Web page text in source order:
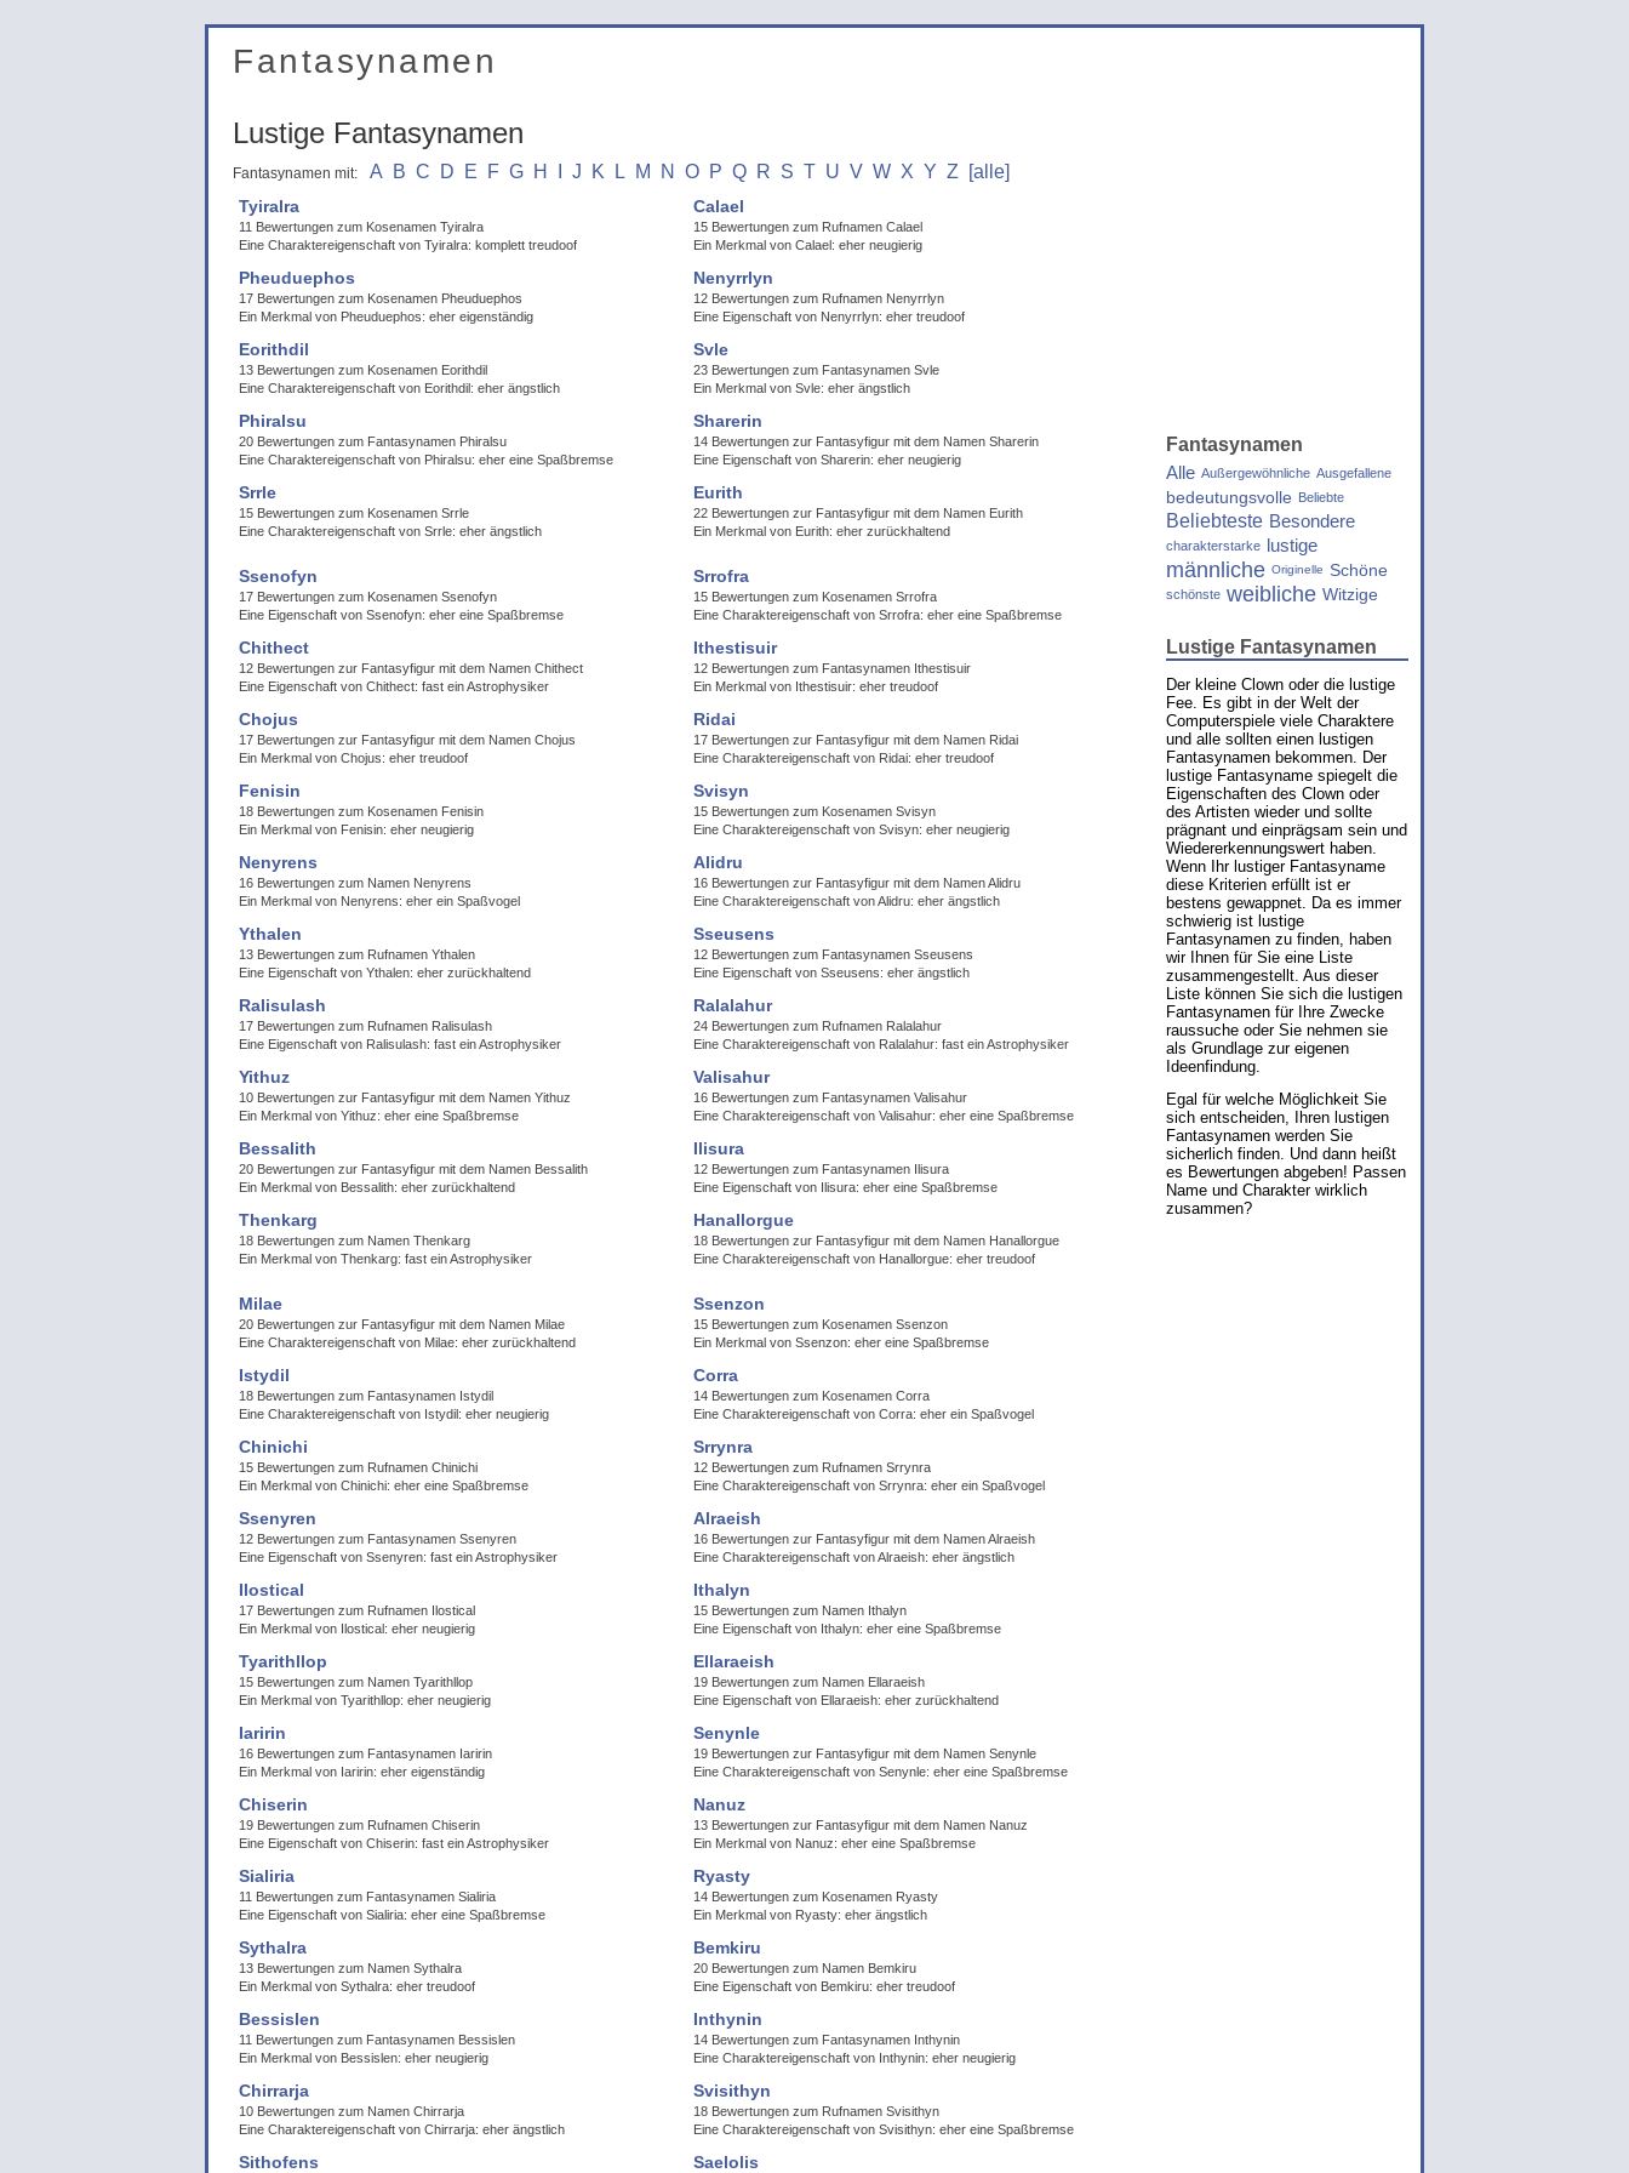
Fantasynamen
Lustige Fantasynamen
Fantasynamen mit: A B C D E F G H J K L M N O P Q R S T U V W X Y Z [alle]
Tyiralra
11 Bewertungen zum Kosenamen Tyiralra
Eine Charaktereigenschaft von Tyiralra: komplett treudoof
Calael
15 Bewertungen zum Rufnamen Calael
Ein Merkmal von Calael: eher neugierig
Pheuduephos
17 Bewertungen zum Kosenamen Pheuduephos
Ein Merkmal von Pheuduephos: eher eigenständig
Nenyrrlyn
12 Bewertungen zum Rufnamen Nenyrrlyn
Eine Eigenschaft von Nenyrrlyn: eher treudoof
Eorithdil
13 Bewertungen zum Kosenamen Eorithdil
Eine Charaktereigenschaft von Eorithdil: eher ängstlich
Svle
23 Bewertungen zum Fantasynamen Svle
Ein Merkmal von Svle: eher ängstlich
Phiralsu
20 Bewertungen zum Fantasynamen Phiralsu
Eine Charaktereigenschaft von Phiralsu: eher eine Spaßbremse
Sharerin
14 Bewertungen zur Fantasyfigur mit dem Namen Sharerin
Eine Eigenschaft von Sharerin: eher neugierig
Srrle
15 Bewertungen zum Kosenamen Srrle
Eine Charaktereigenschaft von Srrle: eher ängstlich
Eurith
22 Bewertungen zur Fantasyfigur mit dem Namen Eurith
Ein Merkmal von Eurith: eher zurückhaltend
Ssenofyn
17 Bewertungen zum Kosenamen Ssenofyn
Eine Eigenschaft von Ssenofyn: eher eine Spaßbremse
Srrofra
15 Bewertungen zum Kosenamen Srrofra
Eine Charaktereigenschaft von Srrofra: eher eine Spaßbremse
Chithect
12 Bewertungen zur Fantasyfigur mit dem Namen Chithect
Eine Eigenschaft von Chithect: fast ein Astrophysiker
Ithestisuir
12 Bewertungen zum Fantasynamen Ithestisuir
Ein Merkmal von Ithestisuir: eher treudoof
Chojus
17 Bewertungen zur Fantasyfigur mit dem Namen Chojus
Ein Merkmal von Chojus: eher treudoof
Ridai
17 Bewertungen zur Fantasyfigur mit dem Namen Ridai
Eine Charaktereigenschaft von Ridai: eher treudoof
Fenisin
18 Bewertungen zum Kosenamen Fenisin
Ein Merkmal von Fenisin: eher neugierig
Svisyn
15 Bewertungen zum Kosenamen Svisyn
Eine Charaktereigenschaft von Svisyn: eher neugierig
Nenyrens
16 Bewertungen zum Namen Nenyrens
Ein Merkmal von Nenyrens: eher ein Spaßvogel
Alidru
16 Bewertungen zur Fantasyfigur mit dem Namen Alidru
Eine Charaktereigenschaft von Alidru: eher ängstlich
Ythalen
13 Bewertungen zum Rufnamen Ythalen
Eine Eigenschaft von Ythalen: eher zurückhaltend
Sseusens
12 Bewertungen zum Fantasynamen Sseusens
Eine Eigenschaft von Sseusens: eher ängstlich
Ralisulash
17 Bewertungen zum Rufnamen Ralisulash
Eine Eigenschaft von Ralisulash: fast ein Astrophysiker
Ralalahur
24 Bewertungen zum Rufnamen Ralalahur
Eine Charaktereigenschaft von Ralalahur: fast ein Astrophysiker
Yithuz
10 Bewertungen zur Fantasyfigur mit dem Namen Yithuz
Ein Merkmal von Yithuz: eher eine Spaßbremse
Valisahur
16 Bewertungen zum Fantasynamen Valisahur
Eine Charaktereigenschaft von Valisahur: eher eine Spaßbremse
Bessalith
20 Bewertungen zur Fantasyfigur mit dem Namen Bessalith
Ein Merkmal von Bessalith: eher zurückhaltend
Ilisura
12 Bewertungen zum Fantasynamen Ilisura
Eine Eigenschaft von Ilisura: eher eine Spaßbremse
Thenkarg
18 Bewertungen zum Namen Thenkarg
Ein Merkmal von Thenkarg: fast ein Astrophysiker
Hanallorgue
18 Bewertungen zur Fantasyfigur mit dem Namen Hanallorgue
Eine Charaktereigenschaft von Hanallorgue: eher treudoof
Milae
20 Bewertungen zur Fantasyfigur mit dem Namen Milae
Eine Charaktereigenschaft von Milae: eher zurückhaltend
Ssenzon
15 Bewertungen zum Kosenamen Ssenzon
Ein Merkmal von Ssenzon: eher eine Spaßbremse
Istydil
18 Bewertungen zum Fantasynamen Istydil
Eine Charaktereigenschaft von Istydil: eher neugierig
Corra
14 Bewertungen zum Kosenamen Corra
Eine Charaktereigenschaft von Corra: eher ein Spaßvogel
Chinichi
15 Bewertungen zum Rufnamen Chinichi
Ein Merkmal von Chinichi: eher eine Spaßbremse
Srrynra
12 Bewertungen zum Rufnamen Srrynra
Eine Charaktereigenschaft von Srrynra: eher ein Spaßvogel
Ssenyren
12 Bewertungen zum Fantasynamen Ssenyren
Eine Eigenschaft von Ssenyren: fast ein Astrophysiker
Alraeish
16 Bewertungen zur Fantasyfigur mit dem Namen Alraeish
Eine Charaktereigenschaft von Alraeish: eher ängstlich
Ilostical
17 Bewertungen zum Rufnamen Ilostical
Ein Merkmal von Ilostical: eher neugierig
Ithalyn
15 Bewertungen zum Namen Ithalyn
Eine Eigenschaft von Ithalyn: eher eine Spaßbremse
Tyarithllop
15 Bewertungen zum Namen Tyarithllop
Ein Merkmal von Tyarithllop: eher neugierig
Ellaraeish
19 Bewertungen zum Namen Ellaraeish
Eine Eigenschaft von Ellaraeish: eher zurückhaltend
Iaririn
16 Bewertungen zum Fantasynamen Iaririn
Ein Merkmal von Iaririn: eher eigenständig
Senynle
19 Bewertungen zur Fantasyfigur mit dem Namen Senynle
Eine Charaktereigenschaft von Senynle: eher eine Spaßbremse
Chiserin
19 Bewertungen zum Rufnamen Chiserin
Eine Eigenschaft von Chiserin: fast ein Astrophysiker
Nanuz
13 Bewertungen zur Fantasyfigur mit dem Namen Nanuz
Ein Merkmal von Nanuz: eher eine Spaßbremse
Sialiria
11 Bewertungen zum Fantasynamen Sialiria
Eine Eigenschaft von Sialiria: eher eine Spaßbremse
Ryasty
14 Bewertungen zum Kosenamen Ryasty
Ein Merkmal von Ryasty: eher ängstlich
Sythalra
13 Bewertungen zum Namen Sythalra
Ein Merkmal von Sythalra: eher treudoof
Bemkiru
20 Bewertungen zum Namen Bemkiru
Eine Eigenschaft von Bemkiru: eher treudoof
Bessislen
11 Bewertungen zum Fantasynamen Bessislen
Ein Merkmal von Bessislen: eher neugierig
Inthynin
14 Bewertungen zum Fantasynamen Inthynin
Eine Charaktereigenschaft von Inthynin: eher neugierig
Chirrarja
10 Bewertungen zum Namen Chirrarja
Eine Charaktereigenschaft von Chirrarja: eher ängstlich
Svisithyn
18 Bewertungen zum Rufnamen Svisithyn
Eine Charaktereigenschaft von Svisithyn: eher eine Spaßbremse
Sithofens Saelolis
Fantasynamen
Alle Außergewöhnliche Ausgefallene
bedeutungsvolle Beliebte
Beliebteste Besondere
charakterstarke lustige
männliche Originelle Schöne
schönste weibliche Witzige
Lustige Fantasynamen
Der kleine Clown oder die lustige
Fee. Es gibt in der Welt der
Computerspiele viele Charaktere
und alle sollten einen lustigen
Fantasynamen bekommen. Der
lustige Fantasyname spiegelt die
Eigenschaften des Clown oder
des Artisten wieder und sollte
prägnant und einprägsam sein und
Wiedererkennungswert haben.
Wenn Ihr lustiger Fantasyname
diese Kriterien erfüllt ist er
bestens gewappnet. Da es immer
schwierig ist lustige
Fantasynamen zu finden, haben
wir Ihnen für Sie eine Liste
zusammengestellt. Aus dieser
Liste können Sie sich die lustigen
Fantasynamen für Ihre Zwecke
raussuche oder Sie nehmen sie
als Grundlage zur eigenen
Ideenfindung.
Egal für welche Möglichkeit Sie
sich entscheiden, Ihren lustigen
Fantasynamen werden Sie
sicherlich finden. Und dann heißt
es Bewertungen abgeben! Passen
Name und Charakter wirklich
zusammen?